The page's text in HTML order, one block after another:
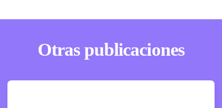
Otras publicaciones